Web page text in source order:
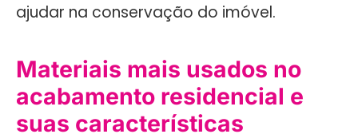
ajudar na conservação do imóvel.
Materiais mais usados no
acabamento residencial e
suas características